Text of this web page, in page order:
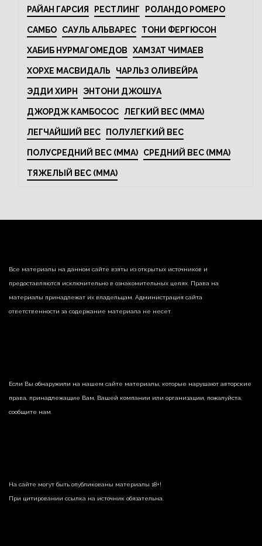
РАЙАН ГАРСИЯ РЕСТЛИНГ РОЛАНДО РОМЕРО
САМБО САУЛЬ АЛЬВАРЕС ТОНИ ФЕРГЮСОН
ХАБИБ НУРМАГОМЕДОВ ХАМЗАТ ЧИМАЕВ
ХОРХЕ МАСВИДАЛЬ ЧАРЛЬЗ ОЛИВЕЙРА
ЭДДИ ХИРН ЭНТОНИ ДЖОШУА
ДЖОРДЖ КАМБОСОС ЛЕГКИЙ ВЕС (MMA)
ЛЕГЧАЙШИЙ ВЕС ПОЛУЛЕГКИЙ ВЕС
ПОЛУСРЕДНИЙ ВЕС (MMA) СРЕДНИЙ ВЕС (MMA)
ТЯЖЕЛЫЙ ВЕС (MMA)
Все материалы на данном сайте взяты из открытых источников и
предоставляются исключительно в ознакомительных целях. Права на
материалы принадлежат их владельцам. Администрация сайта
ответственности за содержание материала не несет.
Если Вы обнаружили на нашем сайте материалы, которые нарушают авторские
права, принадлежащие Вам, Вашей компании или организации, пожалуйста,
сообщите нам.
На сайте могут быть опубликованы материалы 18+!
При цитировании ссылка на источник обязательна.